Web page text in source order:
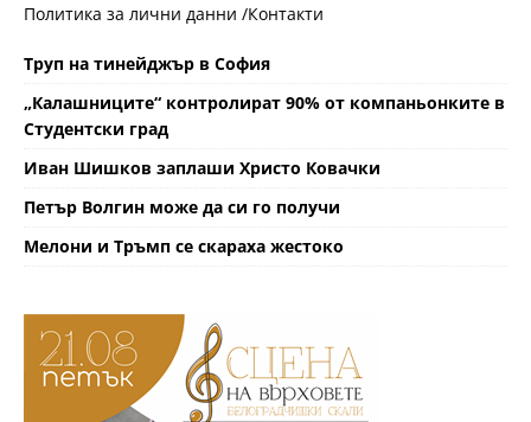
Политика за лични данни /Контакти
Труп на тинейджър в София
„Калашниците“ контролират 90% от компаньонките в
Студентски град
Иван Шишков заплаши Христо Ковачки
Петър Волгин може да си го получи
Мелони и Тръмп се скараха жестоко